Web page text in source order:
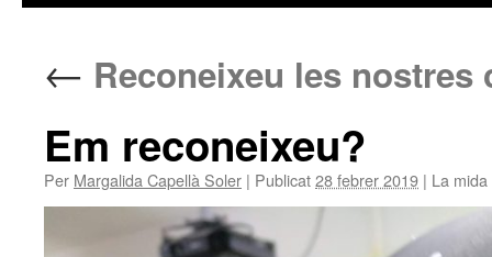
← Reconeixeu les nostres
Em reconeixeu?
Per Margalida Capellà Soler | Publicat28 febrer 2019 | La